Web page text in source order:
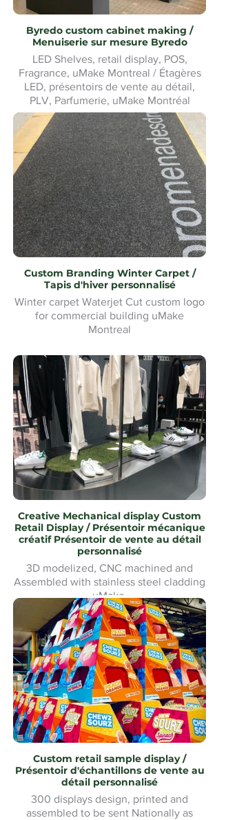
Byredo custom cabinet making /
Menuiserie sur mesure Byredo
LED Shelves, retail display, POS,
Fragrance, uMake Montreal / Étagères
LED, présentoirs de vente au détail,
PLV, Parfumerie, uMake Montréal
Custom Branding Winter Carpet /
Tapis d'hiver personnalisé
Winter carpet Waterjet Cut custom logo
for commercial building uMake
Montreal
Tapis d'hiver Waterjet Cut logo
personnalisé pour bâtiment commercial
uMake Montréal
Creative Mechanical display Custom
Retail Display / Présentoir mécanique
créatif Présentoir de vente au détail
personnalisé
3D modelized, CNC machined and
Assembled with stainless steel cladding
uMake
Modélisé en 3D, usiné CNC et
assemblé avec revêtement en acier
inoxydable uMake MontréalMontreal
Custom retail sample display /
Présentoir d'échantillons de vente au
détail personnalisé
300 displays design, printed and
assembled to be sent Nationally as